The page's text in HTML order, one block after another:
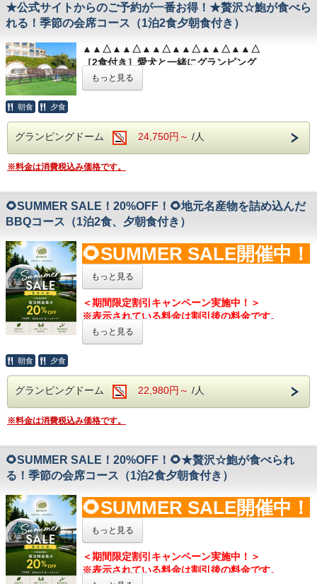
お断りする場合がございます。ご了承ください。
※BBQプランをお申し込みいただいたお客様で、荒
の変更をご希望される場合は、 宿泊日宿泊前日の18
時までに海陽閣0533-69-5335 へご連絡ください。
※公式LINEアカウントでの変更は承っておりませ
ん。
ます。
に必ず
ようお願いいたします。
※ペット同伴でないお客様もご宿泊いただけます
が、清掃には十分配慮しておりますものの、若干の
予めご了承ください。
お問合せやよくある質問は公式LINE
★公式サイトからのご予約が一番お得！★贅沢☆鮑が食べら
れる！季節の会席コース（1泊2食夕朝食付き）
▲▲△▲▲△▲▲△▲▲△▲▲△▲▲△
［2食付き］愛犬と一緒にグランピング
お食事は視覚でも楽しめる、贅沢な「鮑」付きの会
席コースをご用意✨
◎ 愛知県産黒毛和牛の最高峰「みかわ牛」をしゃ
ぶしゃぶで
◎ 三河湾で獲れた新鮮な海の幸を御造りで
▼▽▼▼▽▼▼▽▼▼▽▼▼▽▼▼▽▼
に必ず
【こちら】←をご一読のうえ、ご予約くださいます
ようお願いいたします。
※ペット同伴でないお客様もご宿泊いただけます
が、清掃には十分配慮しておりますものの、若干の
抜け毛やにおいが残っている場合がございます。
予めご了承ください。
もっと見る
朝食 夕食
グランピングドーム 24,750円～ /人
※料金は消費税込み価格です。
🌻SUMMER SALE！20%OFF！🌻地元名産物を詰め込んだ
BBQコース（1泊2食、夕朝食付き）
🌻SUMMER SALE開催中！
🌻
※大人料金のみ対象です
▲▲△▲▲△▲▲△▲▲△▲▲△▲▲△
２食付き ☆ 愛犬も同伴OK
地元のうまいを贅沢につめこみました！
▼▽▼▼▽▼▼▽▼▼▽▼▼▽▼▼▽▼
地元の新鮮な食材をふんだんに使用したお食事をご
用意しております。
ぜひこの機会にお楽しみくださいませ。
※悪天候の場合、BBQのご案内が不可となります。
安全面上、BBQ決行を
お断りする場合がございます。ご了承ください。
※BBQプランをお申し込みいただいたお客様で、荒
天等により館内食プランもしくは素泊まりプランへ
の変更をご希望される場合は、
時までに海陽閣
※公式LINEアカウントでの変更は承っておりませ
ん。
※当日のお食事のキャンセルにつきましては、キャ
もっと見る
＜期間限定割引キャンペーン実施中！＞
※表示されている料金は割引後の料金です。
​※キャンペーンは予告なく終了する場合がございま
す。
もっと見る
朝食 夕食
グランピングドーム 22,980円～ /人
※料金は消費税込み価格です。
🌻SUMMER SALE！20%OFF！🌻★贅沢☆鮑が食べられ
る！季節の会席コース（1泊2食夕朝食付き）
🌻SUMMER SALE開催中！
🌻
※大人料金のみ対象です
［2食付き］愛犬と一緒にグランピング
もっと見る
＜期間限定割引キャンペーン実施中！＞
※表示されている料金は割引後の料金です。